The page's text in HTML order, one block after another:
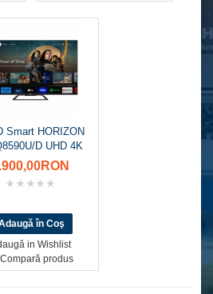
Smart HORIZON
D UHD 4K
in Wishlist
Compară produs